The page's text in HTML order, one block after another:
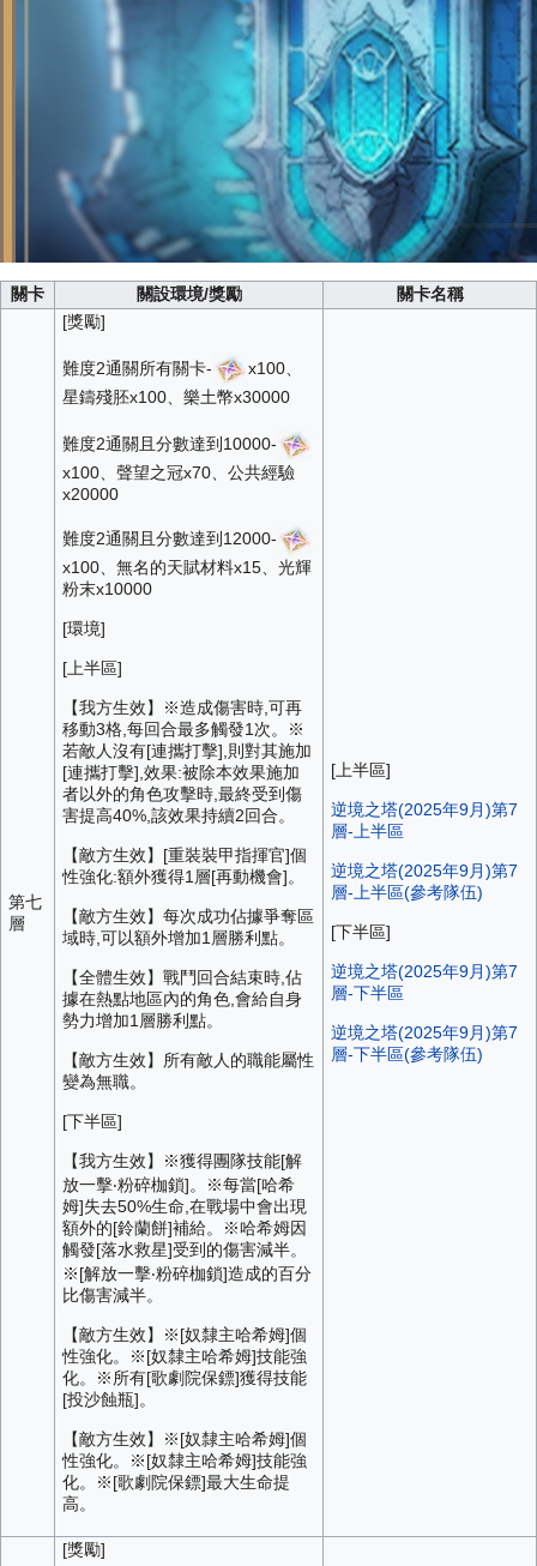
關卡 關設環境/獎勵 關卡名稱
第七
層
[獎勵]
難度2通關所有關卡-
x100、
星鑄殘胚x100、樂土幣x30000
難度2通關且分數達到10000-
x100、聲望之冠x70、公共經驗
x20000
難度2通關且分數達到12000-
x100、無名的天賦材料x15、光輝
粉末x10000
[環境]
[上半區]
【我方生效】※造成傷害時,可再
移動3格,每回合最多觸發1次。※
若敵人沒有[連攜打擊],則對其施加
[連攜打擊],效果:被除本效果施加
者以外的角色攻擊時,最終受到傷
害提高40%,該效果持續2回合。
【敵方生效】[重裝裝甲指揮官]個
性強化:額外獲得1層[再動機會]。
【敵方生效】每次成功佔據爭奪區
域時,可以額外增加1層勝利點。
【全體生效】戰鬥回合結束時,佔
據在熱點地區內的角色,會給自身
勢力增加1層勝利點。
【敵方生效】所有敵人的職能屬性
變為無職。
[下半區]
【我方生效】※獲得團隊技能[解
放一擊‧粉碎枷鎖]。※每當[哈希
姆]失去50%生命,在戰場中會出現
額外的[鈴蘭餅]補給。※哈希姆因
觸發[落水救星]受到的傷害減半。
※[解放一擊‧粉碎枷鎖]造成的百分
比傷害減半。
【敵方生效】※[奴隸主哈希姆]個
性強化。※[奴隸主哈希姆]技能強
化。※所有[歌劇院保鏢]獲得技能
[投沙蝕瓶]。
【敵方生效】※[奴隸主哈希姆]個
性強化。※[奴隸主哈希姆]技能強
化。※[歌劇院保鏢]最大生命提
高。
[上半區]
逆境之塔(2025年9月)第7
層-上半區
逆境之塔(2025年9月)第7
層-上半區(參考隊伍)
[下半區]
逆境之塔(2025年9月)第7
層-下半區
逆境之塔(2025年9月)第7
層-下半區(參考隊伍)
[獎勵]